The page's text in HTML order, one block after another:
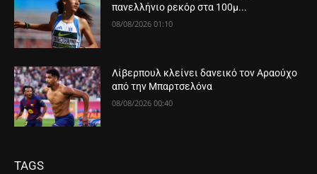
πανελλήνιο ρεκόρ στα 100μ...
08/08/2026 01:10
Λίβερπουλ κλείνει δανεικό τον Αραούχο
από την Μπαρτσελόνα
08/08/2026 00:40
TAGS